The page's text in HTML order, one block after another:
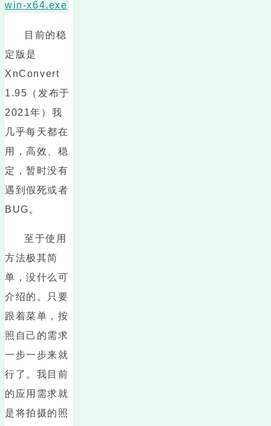
win-x64.exe
目前的稳
定版是
XnConvert
1.95（发布于
2021年）我
几乎每天都在
用，高效、稳
定，暂时没有
遇到假死或者
BUG。
至于使用
方法极其简
单，没什么可
介绍的。只要
跟着菜单，按
照自己的需求
一步一步来就
行了。我目前
的应用需求就
是将拍摄的照